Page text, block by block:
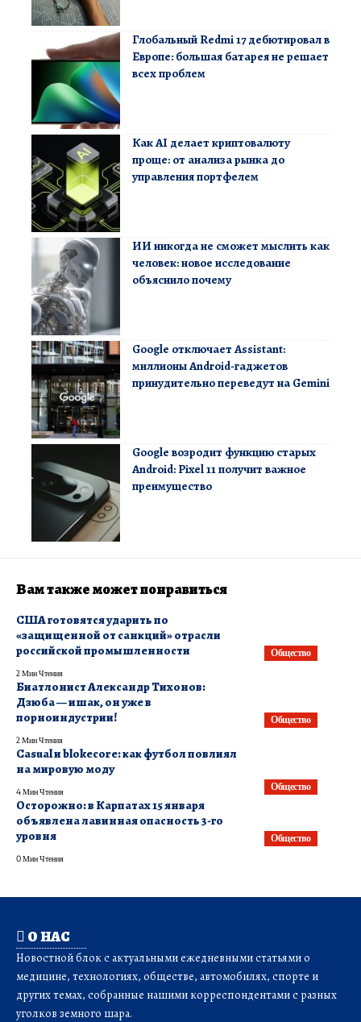
Глобальный Redmi 17 дебютировал в
Европе: большая батарея не решает
всех проблем
Как AI делает криптовалюту
проще: от анализа рынка до
управления портфелем
ИИ никогда не сможет мыслить как
человек: новое исследование
объяснило почему
Google отключает Assistant:
миллионы Android-гаджетов
принудительно переведут на Gemini
Google возродит функцию старых
Android: Pixel 11 получит важное
преимущество
Вам также может понравиться
Общество
США готовятся ударить по
«защищенной от санкций» отрасли
российской промышленности
2 Мин Чтения
Общество
Биатлонист Александр Тихонов:
Дзюба — ишак, он уже в
порноиндустрии!
2 Мин Чтения
Общество
Casual и blokecore: как футбол повлиял
на мировую моду
4 Мин Чтения
Общество
Осторожно: в Карпатах 15 января
объявлена лавинная опасность 3-го
уровня
0 Мин Чтения
О НАС
Новостной блок с актуальными ежедневными статьями о
медицине, технологиях, обществе, автомобилях, спорте и
других темах, собранные нашими корреспондентами с разных
уголков земного шара.